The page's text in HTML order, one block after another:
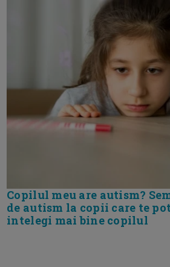
Copilul meu are autism?
de autism la copii care te
intelegi mai bine copilul